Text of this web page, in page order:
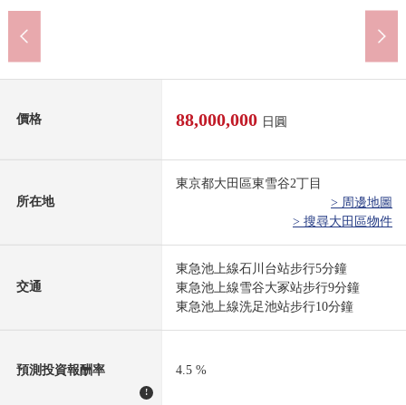
價格 88,000,000 日圓
所在地
東京都大田區東雪谷2丁目
> 周邊地圖
> 搜尋大田區物件
交通
東急池上線石川台站步行5分鐘
東急池上線雪谷大冢站步行9分鐘
東急池上線洗足池站步行10分鐘
預測投資報酬率
!
4.5 %